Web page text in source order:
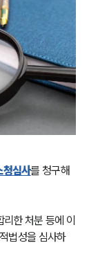
청심사를 청구해
한 처분 등에 이
법성을 심사하